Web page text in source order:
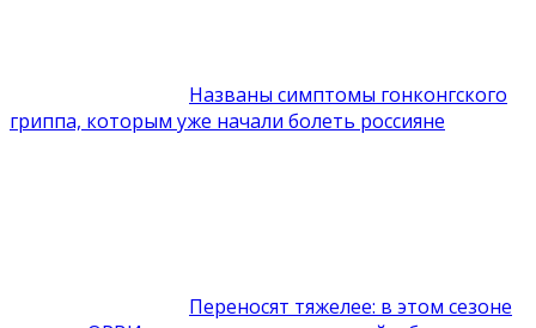
Названы симптомы гонконгского
гриппа, которым уже начали болеть россияне
Переносят тяжелее: в этом сезоне